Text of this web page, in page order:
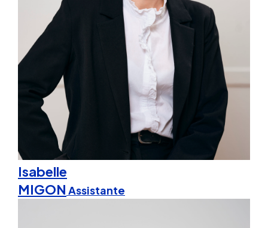
Isabelle
MIGON Assistante